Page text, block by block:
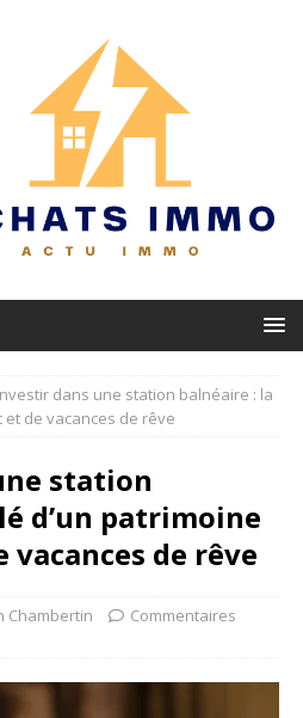
dans une station balnéaire : la
et de vacances de rêve
station
d’un patrimoine
de rêve
Chambertin
Commentaires